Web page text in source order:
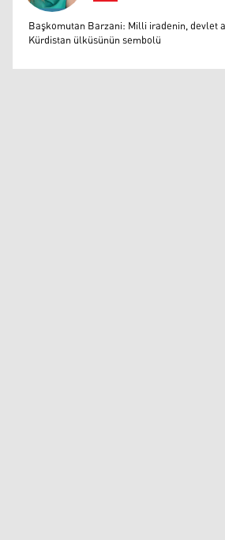
Muazzez Baktaş
Başkomutan Barzani: Milli iradenin, devlet
Kürdistan ülküsünün sembolü